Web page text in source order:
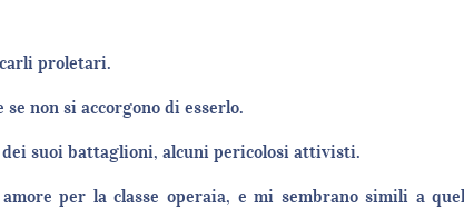
proletari.
non si accorgono di esserlo.
dei suoi battaglioni, alcuni pericolosi attivisti.
per la classe operaia, e mi sembrano simili a